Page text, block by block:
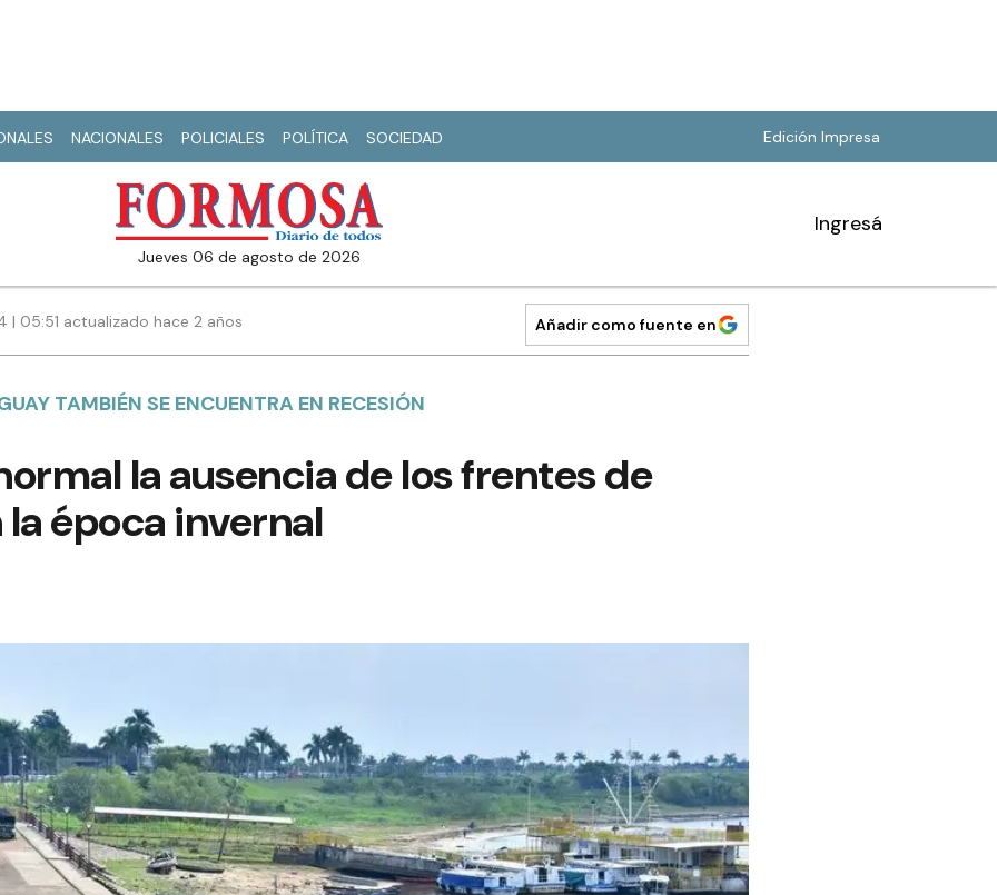
NACIONALES POLICIALES POLÍTICA SOCIEDAD Edición Impresa
jueves 06 de agosto de 2026
Ingresá
| 05:51 actualizado hace 2 años Añadir como fuente en
TAMBIÉN SE ENCUENTRA EN RECESIÓN
la ausencia de los frentes de
época invernal